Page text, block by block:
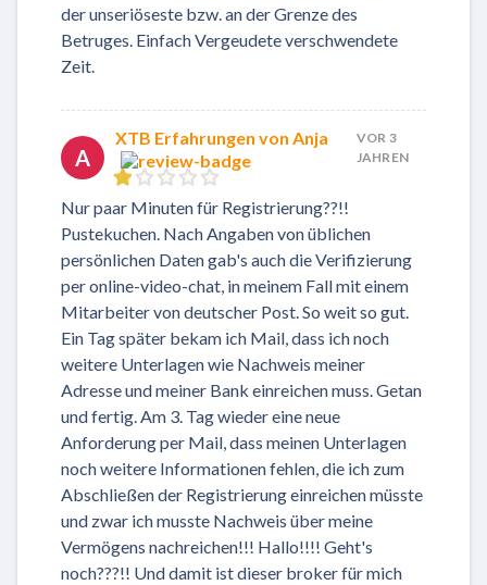
der unseriöseste bzw. an der Grenze des
Betruges. Einfach Vergeudete verschwendete
Zeit.
A
XTB Erfahrungen von Anja
VOR 3
JAHREN
Nur paar Minuten für Registrierung??!!
Pustekuchen. Nach Angaben von üblichen
persönlichen Daten gab's auch die Verifizierung
per online-video-chat, in meinem Fall mit einem
Mitarbeiter von deutscher Post. So weit so gut.
Ein Tag später bekam ich Mail, dass ich noch
weitere Unterlagen wie Nachweis meiner
Adresse und meiner Bank einreichen muss. Getan
und fertig. Am 3. Tag wieder eine neue
Anforderung per Mail, dass meinen Unterlagen
noch weitere Informationen fehlen, die ich zum
Abschließen der Registrierung einreichen müsste
und zwar ich musste Nachweis über meine
Vermögens nachreichen!!! Hallo!!!! Geht's
noch???!! Und damit ist dieser broker für mich